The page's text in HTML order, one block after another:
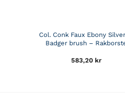
Col. Conk Faux Ebony
Badger brush –
583,20 kr